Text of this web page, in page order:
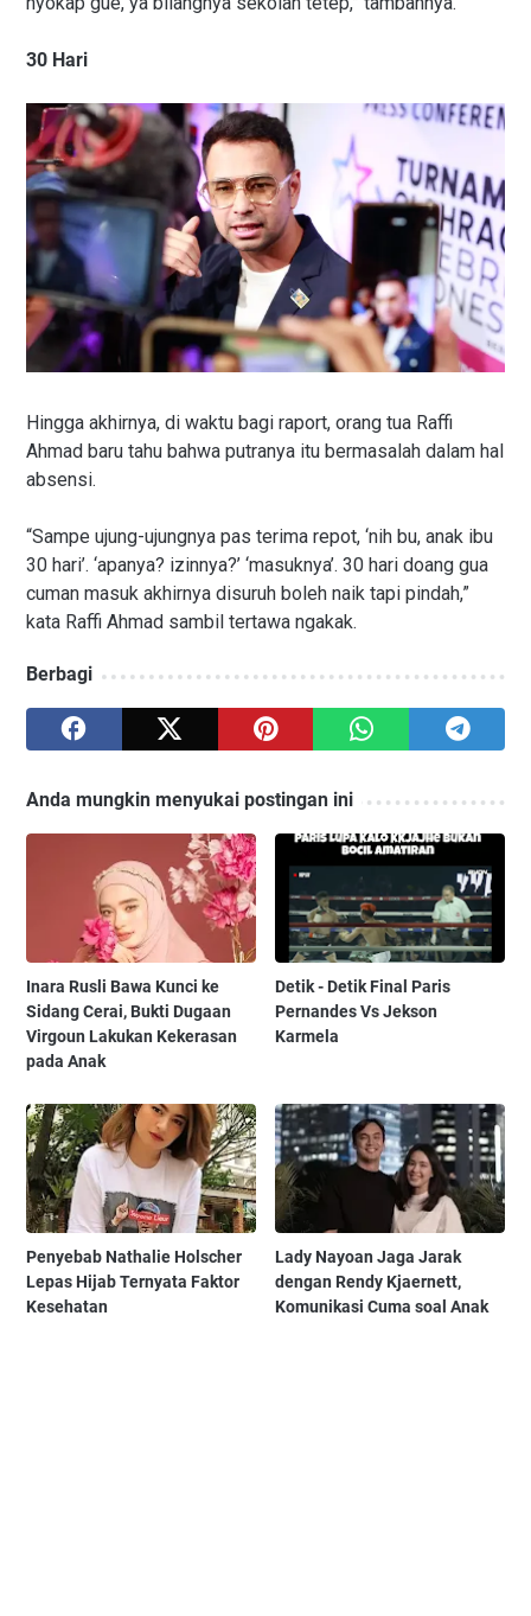
30 Hari
Hingga akhirnya, di waktu bagi raport, orang tua Raffi
Ahmad baru tahu bahwa putranya itu bermasalah dalam hal
absensi.
“Sampe ujung-ujungnya pas terima repot, ‘nih bu, anak ibu
30 hari’. ‘apanya? izinnya?’ ‘masuknya’. 30 hari doang gua
cuman masuk akhirnya disuruh boleh naik tapi pindah,”
kata Raffi Ahmad sambil tertawa ngakak.
Berbagi
Anda mungkin menyukai postingan ini
Inara Rusli Bawa Kunci ke
Sidang Cerai, Bukti Dugaan
Virgoun Lakukan Kekerasan
pada Anak
Detik - Detik Final Paris
Pernandes Vs Jekson
Karmela
Penyebab Nathalie Holscher
Lepas Hijab Ternyata Faktor
Kesehatan
Lady Nayoan Jaga Jarak
dengan Rendy Kjaernett,
Komunikasi Cuma soal Anak